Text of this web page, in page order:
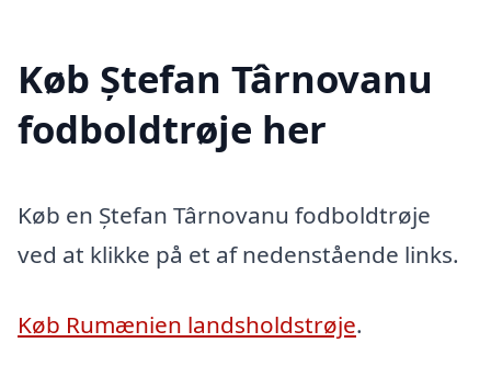
Køb Ștefan Târnovanu
fodboldtrøje her
Køb en Ștefan Târnovanu fodboldtrøje
ved at klikke på et af nedenstående links.
Køb Rumænien landsholdstrøje.